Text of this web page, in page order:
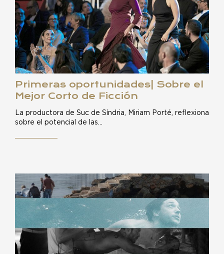
Primeras oportunidades| Sobre el
Mejor Corto de Ficción
La productora de Suc de Síndria, Miriam Porté, reflexiona
sobre el potencial de las…